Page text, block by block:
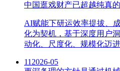
中国逛戏财产已超越纯真
AI赋能下研运效率提拔、
化为契机，基于深度用户
动化、尺度化、规模化迈
11 2026-05